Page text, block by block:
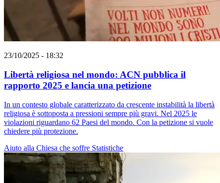
23/10/2025 - 18:32
Libertà religiosa nel mondo: ACN pubblica il
rapporto 2025 e lancia una petizione
In un contesto globale caratterizzato da crescente instabilità la libertà
religiosa è sottoposta a pressioni sempre più gravi. Nel 2025 le
violazioni riguardano 62 Paesi del mondo. Con la petizione si vuole
chiedere più protezione.
Aiuto alla Chiesa che soffre Statistiche